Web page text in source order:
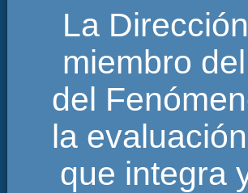
La
miembro
del
la
que integra